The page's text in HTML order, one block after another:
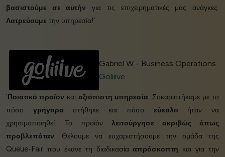
βασιστούμε σε αυτήν για τις επιχειρηματικές μας ανάγκες.
Λατρεύουμε την υπηρεσία!’
Gabriel W - Business Operations
Goliiive
‘Ποιοτικό προϊόν και αξιόπιστη υπηρεσία. Σοκαριστήκαμε με το
πόσο γρήγορα στήθηκε και πόσο εύκολο ήταν να
χρησιμοποιηθεί. Το προϊόν λειτούργησε ακριβώς όπως
προβλεπόταν. Θέλουμε να ευχαριστήσουμε την ομάδα της
Queue-Fair που έκανε τη διαδικασίααπρόσκοπτη και για την